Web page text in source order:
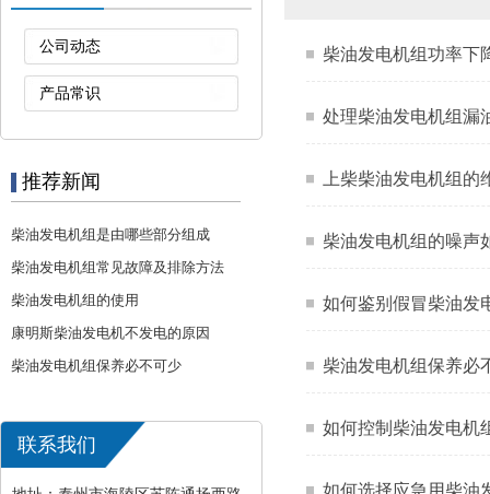
公司动态
产品常识
推荐新闻
柴油发电机组是由哪些部分组成
柴油发电机组常见故障及排除方法
柴油发电机组的使用
康明斯柴油发电机不发电的原因
柴油发电机组保养必不可少
联系我们
柴油发电机组功率下
处理柴油发电机组漏
上柴柴油发电机组的
柴油发电机组的噪声
如何鉴别假冒柴油发
柴油发电机组保养必
如何控制柴油发电机
如何选择应急用柴油